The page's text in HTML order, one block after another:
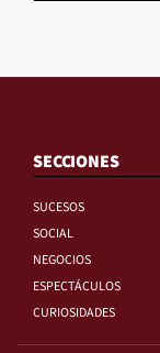
SECCIONES
SUCESOS
SOCIAL
NEGOCIOS
ESPECTÁCULOS
CURIOSIDADES